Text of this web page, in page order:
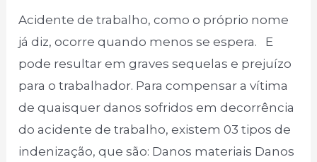
Acidente de trabalho, como o próprio nome
já diz, ocorre quando menos se espera. E
pode resultar em graves sequelas e prejuízo
para o trabalhador. Para compensar a vítima
de quaisquer danos sofridos em decorrência
do acidente de trabalho, existem 03 tipos de
indenização, que são: Danos materiais Danos